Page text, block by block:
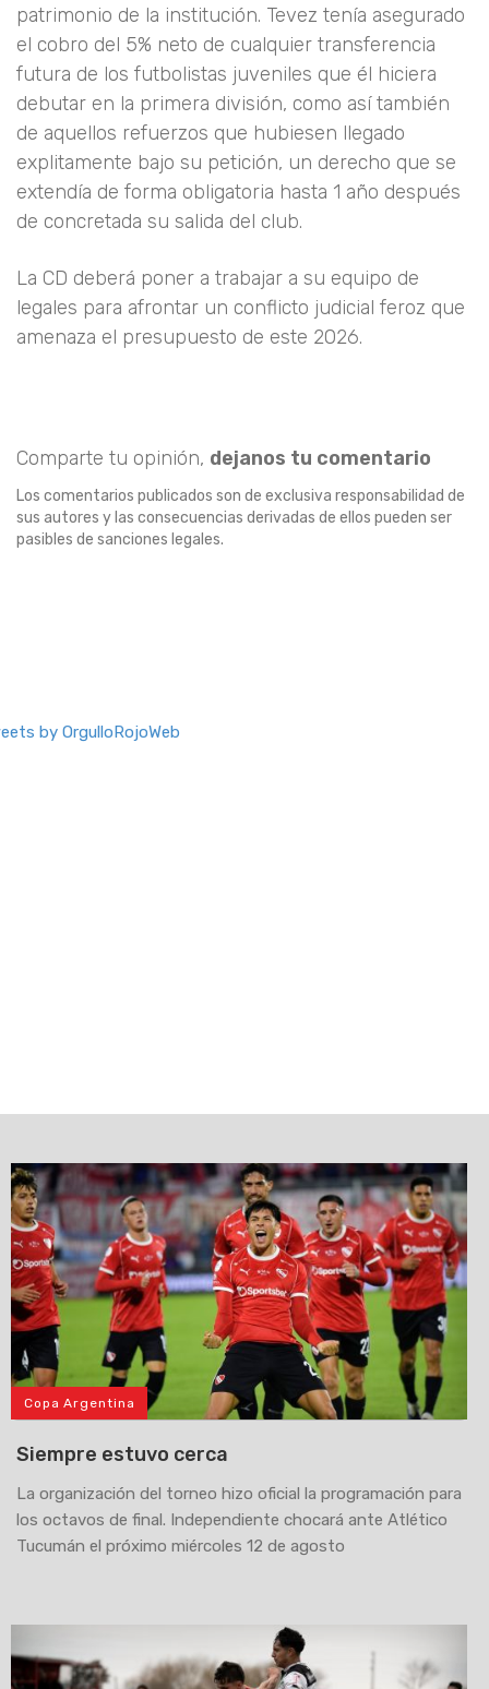
patrimonio de la institución. Tevez tenía asegurado
el cobro del 5% neto de cualquier transferencia
futura de los futbolistas juveniles que él hiciera
debutar en la primera división, como así también
de aquellos refuerzos que hubiesen llegado
explitamente bajo su petición, un derecho que se
extendía de forma obligatoria hasta 1 año después
de concretada su salida del club.
La CD deberá poner a trabajar a su equipo de
legales para afrontar un conflicto judicial feroz que
amenaza el presupuesto de este 2026.
Comparte tu opinión, dejanos tu comentario
Los comentarios publicados son de exclusiva responsabilidad de
sus autores y las consecuencias derivadas de ellos pueden ser
pasibles de sanciones legales.
by OrgulloRojoWeb
Copa Argentina
Siempre estuvo cerca
La organización del torneo hizo oficial la programación para
los octavos de final. Independiente chocará ante Atlético
Tucumán el próximo miércoles 12 de agosto